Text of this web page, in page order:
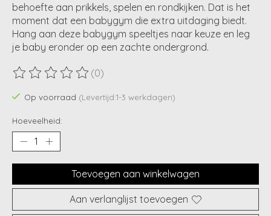
behoefte aan prikkels, spelen en rondkijken. Dat is het
moment dat een babygym die extra uitdaging biedt.
Hang aan deze babygym speeltjes naar keuze en leg
je baby eronder op een zachte ondergrond.
De beoordeling van dit product is
(0)
Op voorraad (Levertijd:1-3 werkdagen)
Hoeveelheid:
Toevoegen aan winkelwagen
Aan verlanglijst toevoegen